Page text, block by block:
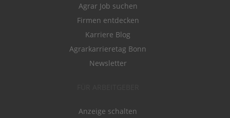
Agrar Job suchen
Firmen entdecken
Karriere Blog
Agrarkarrieretag Bonn
Newsletter
Anzeige schalten